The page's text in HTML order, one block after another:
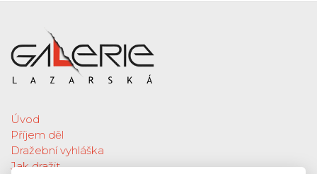
Úvod
Příjem děl
Dražební vyhláška
Jak dražit